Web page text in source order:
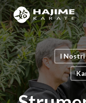
Skip
to
main
content
I